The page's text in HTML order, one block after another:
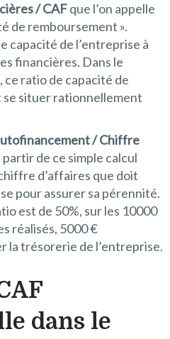
/ CAFque l’on appelle
de remboursement ».
capacité de l’entreprise à
financières. Dans le
ce ratio de capacité de
situer rationnellement
/ Chiffre
partir de ce simple calcul
d’affaires que doit
pour assurer sa pérennité.
est de 50%, sur les 10000
réalisés, 5000 €
la trésorerie de l’entreprise.
dans le